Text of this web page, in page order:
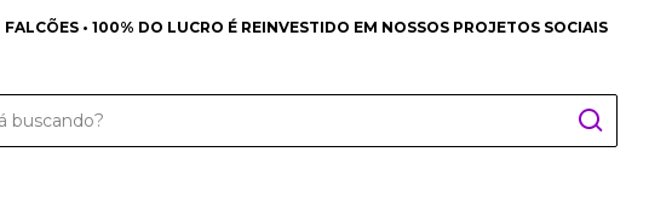
• 100% DO LUCRO É REINVESTIDO EM NOSSOS PROJETOS SOCIAIS